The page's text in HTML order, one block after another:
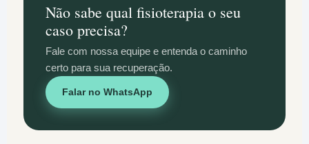
Não sabe qual fisioterapia o seu
caso precisa?
Fale com nossa equipe e entenda o caminho
certo para sua recuperação.
Falar no WhatsApp